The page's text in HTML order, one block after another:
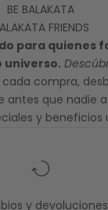
BE BALAKATA
FRIENDS
para quienes
universo.
compra,
antes que nadie
y beneficios
y devoluciones